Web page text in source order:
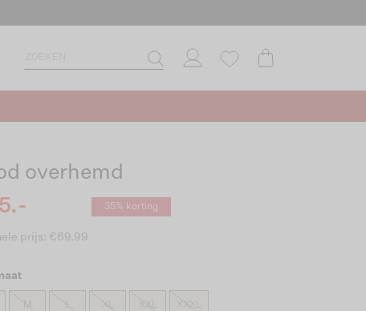
overhemd
35% korting
prijs: €69.99
M XL XXL XXXL